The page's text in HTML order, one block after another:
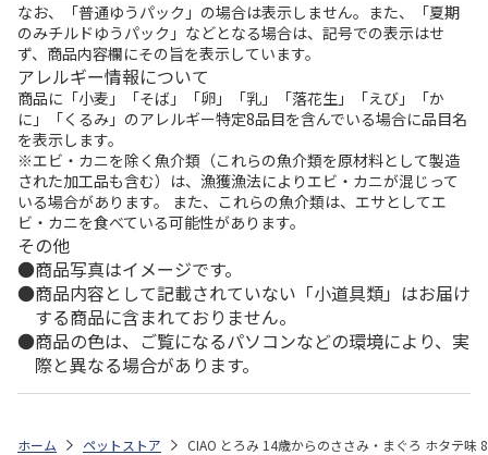
なお、「普通ゆうパック」の場合は表示しません。また、「夏期
のみチルドゆうパック」などとなる場合は、記号での表示はせ
ず、商品内容欄にその旨を表示しています。
アレルギー情報について
商品に「小麦」「そば」「卵」「乳」「落花生」「えび」「か
に」「くるみ」のアレルギー特定8品目を含んでいる場合に品目名
を表示します。
※エビ・カニを除く魚介類（これらの魚介類を原材料として製造
された加工品も含む）は、漁獲漁法によりエビ・カニが混じって
いる場合があります。 また、これらの魚介類は、エサとしてエ
ビ・カニを食べている可能性があります。
その他
商品写真はイメージです。
商品内容として記載されていない「小道具類」はお届け
する商品に含まれておりません。
商品の色は、ご覧になるパソコンなどの環境により、実
際と異なる場合があります。
ホーム ペットストア CIAO とろみ 14歳からのささみ・まぐろ ホタテ味